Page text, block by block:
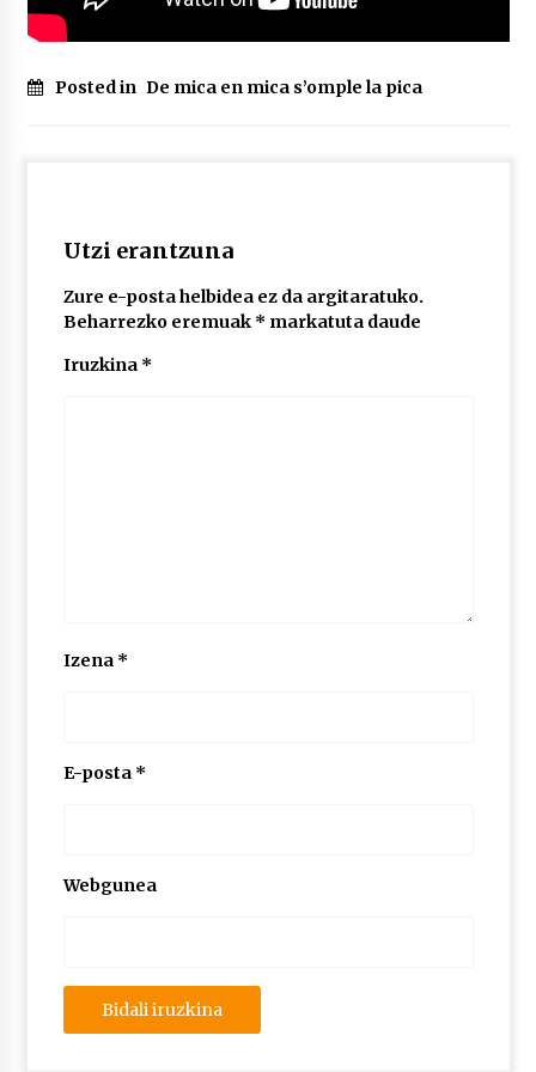
Posted in De mica en mica s’omple la pica
Utzi erantzuna
Zure e-posta helbidea ez da argitaratuko.
Beharrezko eremuak * markatuta daude
Iruzkina *
Izena *
E-posta *
Webgunea